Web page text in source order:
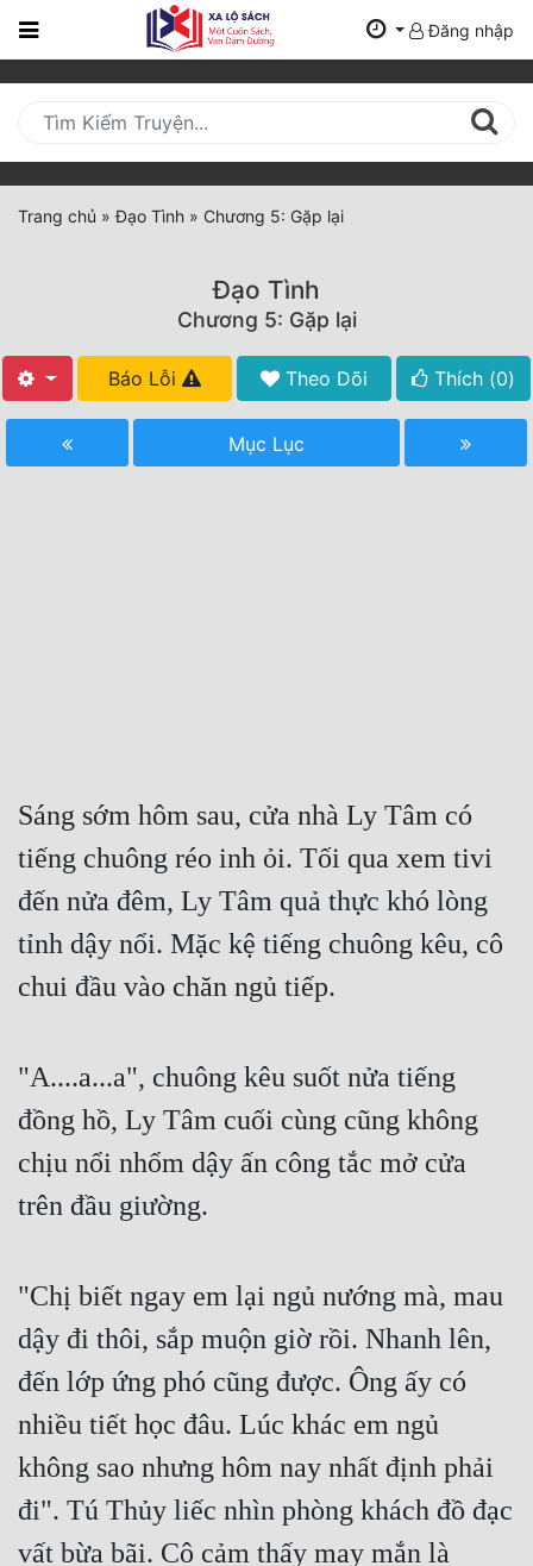
Trang
Mới
Cập
Nhật
(current)
Tất Cả
Truyện ngắn
Xa Lộ Dịch
Cung Đấu
Cạnh Kỹ
Cổ Đại
Du Hí
Dã Sử
Góc Nhìn Nam
Góc Nhìn Nữ
Huyền Huyễn
Huyền Nghi
Huyền Ảo
Đăng nhập
Trang chủ »Đạo Tình » Chương 5: Gặp lại
Đạo Tình
Chương 5: Gặp lại
Báo Lỗi Theo Dõi Thích (0)
Mục Lục
Sáng sớm hôm sau, cửa nhà Ly Tâm có
tiếng chuông réo inh ỏi. Tối qua xem tivi
đến nửa đêm, Ly Tâm quả thực khó lòng
tỉnh dậy nổi. Mặc kệ tiếng chuông kêu, cô
chui đầu vào chăn ngủ tiếp.
"A....a...a", chuông kêu suốt nửa tiếng
đồng hồ, Ly Tâm cuối cùng cũng không
chịu nổi nhổm dậy ấn công tắc mở cửa
trên đầu giường.
"Chị biết ngay em lại ngủ nướng mà, mau
dậy đi thôi, sắp muộn giờ rồi. Nhanh lên,
đến lớp ứng phó cũng được. Ông ấy có
nhiều tiết học đâu. Lúc khác em ngủ
không sao nhưng hôm nay nhất định phải
đi". Tú Thủy liếc nhìn phòng khách đồ đạc
vất bừa bãi. Cô cảm thấy may mắn là